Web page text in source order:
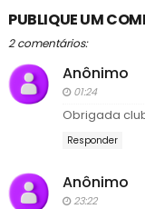
PUBLIQUE UM
2 comentários:
Anônimo
01:24
Obrigada
Responder
Anônimo
23:22